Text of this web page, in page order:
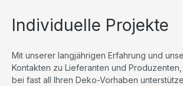
Individuelle Projekte
Mit unserer langjährigen Erfahrung und
Kontakten zu Lieferanten und Produzenten,
bei fast all Ihren Deko-Vorhaben